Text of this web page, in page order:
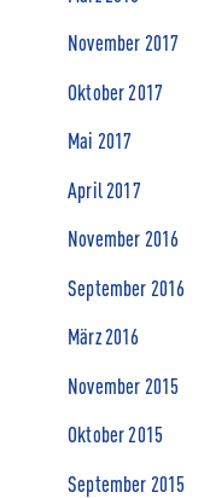
November 2017
Oktober 2017
Mai 2017
April 2017
November 2016
September 2016
März 2016
November 2015
Oktober 2015
September 2015